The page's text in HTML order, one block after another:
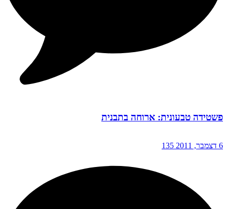
פשטידה טבעונית: ארוחה בתבנית
6 דצמבר, 2011 135